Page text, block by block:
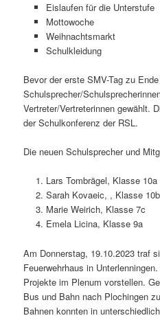
Eislaufen für die Unterstufe
Mottowoche
Weihnachtsmarkt
Schulkleidung
Bevor der erste SMV-Tag zu
Schulsprecher/
Vertreter/Vertreterinnen gewählt.
der Schulkonferenz der RSL.
Die neuen Schulsprecher und
Lars Tombrägel, Klasse 10a
Sarah Kovaeic, , Klasse 10b
Marie Weirich, Klasse 7c
Emela Licina, Klasse 9a
Am Donnerstag, 19.10.2023 traf
Feuerwehrhaus in
Projekte im Plenum vorstellen.
Bus und Bahn nach Plochingen
Bahnen konnten in